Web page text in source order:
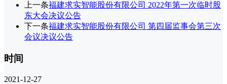
上一条福建求实智能股份有限公司 2022年第一次临时股
东大会决议公告
下一条福建求实智能股份有限公司 第四届监事会第三次
会议决议公告
时间
2021-12-27